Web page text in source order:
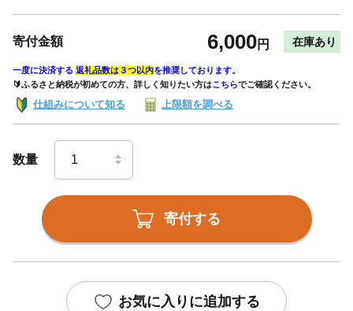
寄付金額 6,000円 在庫あり
一度に決済する 返礼品数は３つ以内を推奨しております。
🔰ふるさと納税が初めての方、詳しく知りたい方はこちらでご確認ください。
仕組みについて知る 上限額を調べる
数量
寄付する
お気に入りに追加する